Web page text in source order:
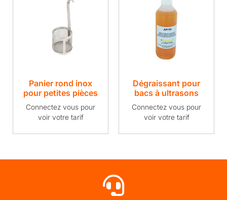
Panier rond inox
pour petites pièces
Connectez vous pour
voir votre tarif
Dégraissant pour
bacs à ultrasons
Connectez vous pour
voir votre tarif